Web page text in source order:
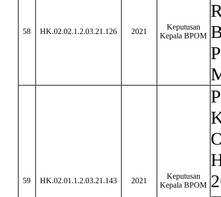
58 HK.02.02.1.2.03.21.126 2021
Keputusan
Kepala BPOM
59 HK.02.01.1.2.03.21.143 2021
Keputusan
Kepala BPOM